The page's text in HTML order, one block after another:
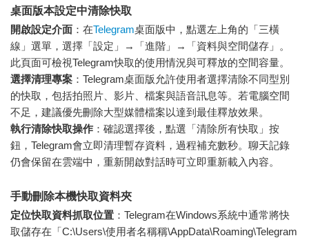
桌面版本設定中清除快取
開啟設定介面 ：在Telegram桌面版中，點選左上角的「三橫
線」選單，選擇「設定」→「進階」→「資料與空間儲存」。
此頁面可檢視Telegram快取的使用情況與可釋放的空間容量。
選擇清理專案 ：Telegram桌面版允許使用者選擇清除不同型別
的快取，包括拍照片、影片、檔案與語音訊息等。若電腦空間
不足，建議優先刪除大型媒體檔案以達到最佳釋放效果。
執行清除快取操作 ：確認選擇後，點選「清除所有快取」按
鈕，Telegram會立即清理暫存資料，過程補充數秒。聊天記錄
仍會保留在雲端中，重新開啟對話時可立即重新載入內容。
手動刪除本機快取資料夾
定位快取資料抓取位置 ：Telegram在Windows系統中通常將快
取儲存在「C:\Users\使用者名稱稱\AppData\Roaming\Telegram